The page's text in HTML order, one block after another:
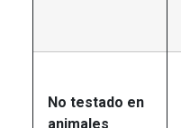
No testado en
animales